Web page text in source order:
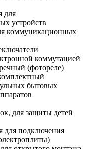
для
устройств
коммуникационных
коммутацией
(фотореле)
бытовых
для защиты детей
для подключения